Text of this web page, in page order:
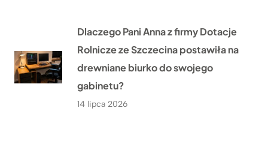
Dlaczego Pani Anna z firmy Dotacje
Rolnicze ze Szczecina postawiła na
drewniane biurko do swojego
gabinetu?
14 lipca 2026